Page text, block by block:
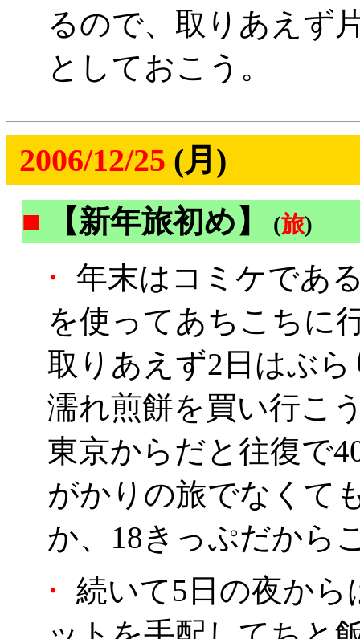
るので、取りあえず
としておこう。
2006/12/25 (月)
■ 【新年旅初め】 (旅)
・
年末はコミケであ
を使ってあちこちに
取りあえず2日はぶ
濡れ煎餅を買い行こ
東京からだと往復で
がかりの旅でなくて
か、18きっぷだから
・
続いて5日の夜か